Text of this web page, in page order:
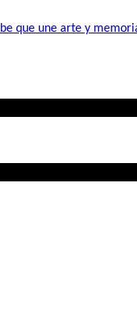
que une arte y